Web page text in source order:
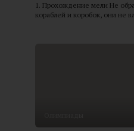
1. Прохождение мели Не
кораблей и коробок, они не